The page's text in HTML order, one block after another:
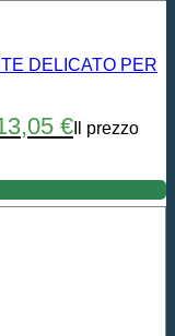
DELICATO PER
€ Il prezzo